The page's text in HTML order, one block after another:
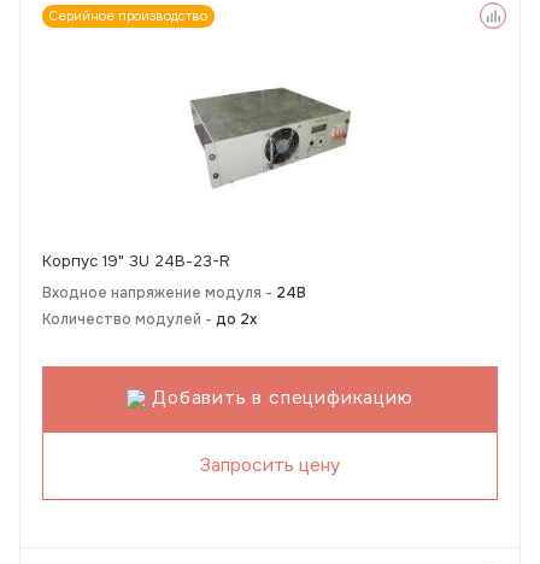
Серийное производство
Корпус 19" 3U 24В-23-R
Входное напряжение модуля - 24В
Количество модулей - до 2х
Добавить в спецификацию
Запросить цену